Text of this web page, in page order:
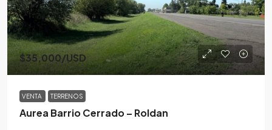
$35,000/USD
VENTA TERRENOS
Aurea Barrio Cerrado – Roldan